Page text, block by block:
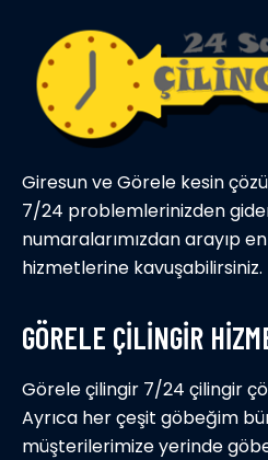
Giresun ve Görele kesin
7/24 problemlerinizden
numaralarımızdan arayıp en
hizmetlerine kavuşabilirsiniz.
GÖRELE ÇİLİNGİR
Görele çilingir 7/24 çilingir
Ayrıca her çeşit göbeğim
müşterilerimize yerinde